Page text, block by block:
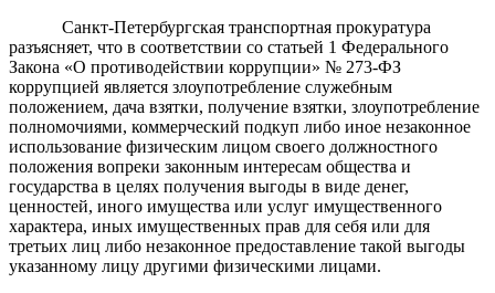
Санкт-Петербургская транспортная прокуратура
разъясняет, что в соответствии со статьей 1 Федерального
Закона «О противодействии коррупции» № 273-ФЗ
коррупцией является злоупотребление служебным
положением, дача взятки, получение взятки, злоупотребление
полномочиями, коммерческий подкуп либо иное незаконное
использование физическим лицом своего должностного
положения вопреки законным интересам общества и
государства в целях получения выгоды в виде денег,
ценностей, иного имущества или услуг имущественного
характера, иных имущественных прав для себя или для
третьих лиц либо незаконное предоставление такой выгоды
указанному лицу другими физическими лицами.